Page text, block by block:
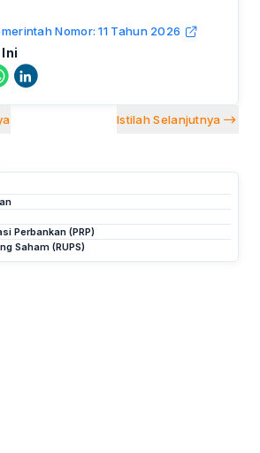
Nomor: 11 Tahun 2026
Istilah Selanjutnya
Perbankan (PRP)
Saham (RUPS)